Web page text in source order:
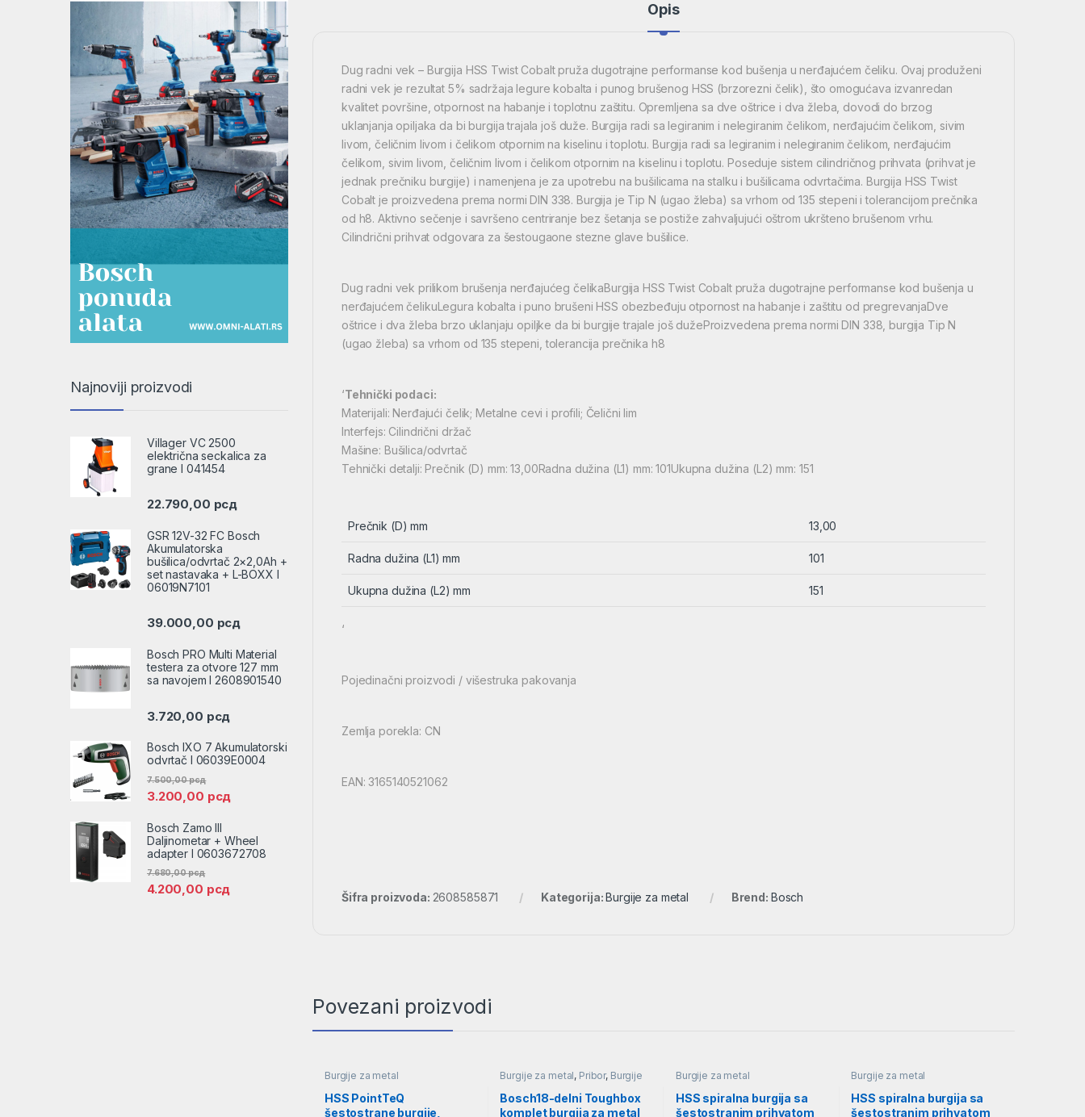
Opis
Dug radni vek – Burgija HSS Twist Cobalt pruža dugotrajne performanse kod bušenja u nerđajućem čeliku. Ovaj produženi
radni vek je rezultat 5% sadržaja legure kobalta i punog brušenog HSS (brzorezni čelik), što omogućava izvanredan
kvalitet površine, otpornost na habanje i toplotnu zaštitu. Opremljena sa dve oštrice i dva žleba, dovodi do brzog
uklanjanja opiljaka da bi burgija trajala još duže. Burgija radi sa legiranim i nelegiranim čelikom, nerđajućim čelikom, sivim
livom, čeličnim livom i čelikom otpornim na kiselinu i toplotu. Burgija radi sa legiranim i nelegiranim čelikom, nerđajućim
čelikom, sivim livom, čeličnim livom i čelikom otpornim na kiselinu i toplotu. Poseduje sistem cilindričnog prihvata (prihvat je
jednak prečniku burgije) i namenjena je za upotrebu na bušilicama na stalku i bušilicama odvrtačima. Burgija HSS Twist
Cobalt je proizvedena prema normi DIN 338. Burgija je Tip N (ugao žleba) sa vrhom od 135 stepeni i tolerancijom prečnika
od h8. Aktivno sečenje i savršeno centriranje bez šetanja se postiže zahvaljujući oštrom ukršteno brušenom vrhu.
Cilindrični prihvat odgovara za šestougaone stezne glave bušilice.
Dug radni vek prilikom brušenja nerđajućeg čelikaBurgija HSS Twist Cobalt pruža dugotrajne performanse kod bušenja u
nerđajućem čelikuLegura kobalta i puno brušeni HSS obezbeđuju otpornost na habanje i zaštitu od pregrevanjaDve
oštrice i dva žleba brzo uklanjaju opiljke da bi burgije trajale još dužeProizvedena prema normi DIN 338, burgija Tip N
(ugao žleba) sa vrhom od 135 stepeni, tolerancija prečnika h8
‘Tehnički podaci:
Materijali: Nerđajući čelik; Metalne cevi i profili; Čelični lim
Interfejs: Cilindrični držač
Mašine: Bušilica/odvrtač
Tehnički detalji: Prečnik (D) mm: 13,00Radna dužina (L1) mm: 101Ukupna dužina (L2) mm: 151
Prečnik (D) mm 13,00
Radna dužina (L1) mm 101
Ukupna dužina (L2) mm 151
‘
Pojedinačni proizvodi / višestruka pakovanja
Zemlja porekla: CN
EAN: 3165140521062
Šifra proizvoda: 2608585871 Kategorija:Burgije za metal Brend: Bosch
Povezani proizvodi
Burgije za metal
HSS PointTeQ
šestostrane burgije,
Burgije za metal, Pribor, Burgije
Bosch18-delni Toughbox
komplet burgija za metal
Burgije za metal
HSS spiralna burgija sa
šestostranim prihvatom
Burgije za metal
HSS spiralna burgija sa
šestostranim prihvatom
Najnoviji proizvodi
Villager VC 2500
električna seckalica za
grane l 041454
22.790,00 рсд
GSR 12V-32 FC Bosch
Akumulatorska
bušilica/odvrtač 2×2,0Ah +
set nastavaka + L-BOXX l
06019N7101
39.000,00 рсд
Bosch PRO Multi Material
testera za otvore 127 mm
sa navojem l 2608901540
3.720,00 рсд
Bosch IXO 7 Akumulatorski
odvrtač l 06039E0004
3.200,00 рсд
7.500,00рсд
Bosch Zamo III
Daljinometar + Wheel
adapter l 0603672708
4.200,00 рсд
7.680,00рсд